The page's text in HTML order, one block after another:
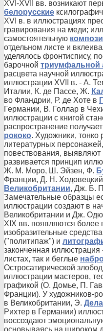
XVI-XVII вв. возникают
белорусские
XVI в. в иллюстрациях
гравирования на меди;
самостоятельную
отдельном листе и
уделялось фронтиспису,
барочной триумфальной
расцвета научной
иллюстрации XVII в. - А.
Италии, К. де Пассе, Ж.
во Фландрии, Р. де Хоте в
Германии, В. Голлар в
иллюстрации с книгой
распространение
рококо. Художники,
литературных
повествования, выявляют
развивается принцип
Ж. М. Моро, Ш. Эйзен, Ф.
Франции, Д. Н.
Великобритании, Дж. Б.
Замечательные образцы
иллюстрации создают в
Великобритании и Дж.
XIX вв. появляются более
изобразительные
("политипаж") и
законченная
листах, так и беглые
Остросатирической
иллюстрации мастеров,
графикой (О. Домье, П.
Франции). У художников-
в Великобритании, Э.
Рихтер в Германии)
воссоздают
основываясь на широком